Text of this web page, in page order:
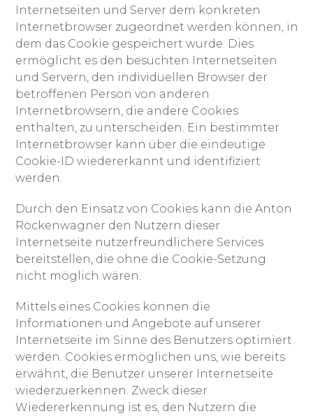
Internetseiten und Server dem konkreten
Internetbrowser zugeordnet werden können, in
dem das Cookie gespeichert wurde. Dies
ermöglicht es den besuchten Internetseiten
und Servern, den individuellen Browser der
betroffenen Person von anderen
Internetbrowsern, die andere Cookies
enthalten, zu unterscheiden. Ein bestimmter
Internetbrowser kann über die eindeutige
Cookie-ID wiedererkannt und identifiziert
werden.
Durch den Einsatz von Cookies kann die Anton
Röckenwagner den Nutzern dieser
Internetseite nutzerfreundlichere Services
bereitstellen, die ohne die Cookie-Setzung
nicht möglich wären.
Mittels eines Cookies können die
Informationen und Angebote auf unserer
Internetseite im Sinne des Benutzers optimiert
werden. Cookies ermöglichen uns, wie bereits
erwähnt, die Benutzer unserer Internetseite
wiederzuerkennen. Zweck dieser
Wiedererkennung ist es, den Nutzern die